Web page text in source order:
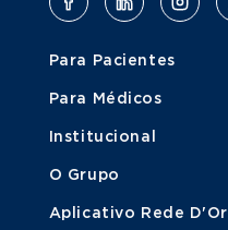
Para Pacientes
Para Médicos
Institucional
O Grupo
Aplicativo Rede D'Or